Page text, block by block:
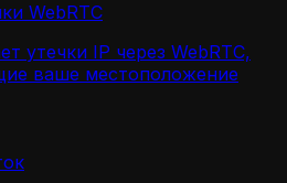
WebRTC
утечки IP через WebRTC,
ваше местоположение